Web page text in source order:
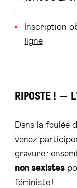
Inscription
ligne
RIPOSTE ! —
Dans la foulée
venez
gravure :
non sexistes
féministe !